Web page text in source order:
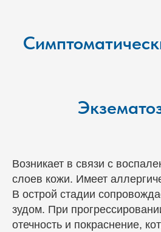
Возникает в связи с
слоев кожи. Имеет
В острой стадии
зудом. При
отечность и покраснение,